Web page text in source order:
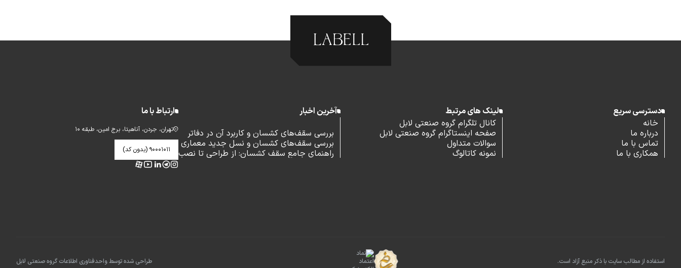
دسترسی سریع
خانه
درباره ما
تماس با ما
همکاری با ما
لینک های مرتبط
کانال تلگرام گروه صنعتی لابل
صفحه اینستاگرام گروه صنعتی لابل
سوالات متداول
نمونه کاتالوگ
آخرین اخبار
بررسی سقف‌های کشسان و کاربرد آن در دفاتر
اداری
بررسی سقف‌های کشسان و نسل جدید معماری
راهنمای جامع سقف کشسان: از طراحی تا نصب
ارتباط با ما
تهران، جردن، آناهیتا، برج امین، طبقه ۱۰
۹۰۰۰۱۰۱۱ (بدون کد)
طراحی شده توسط واحدفناوری اطلاعات گروه صنعتی لابل استفاده از مطالب سایت با ذکر منبع آزاد است.